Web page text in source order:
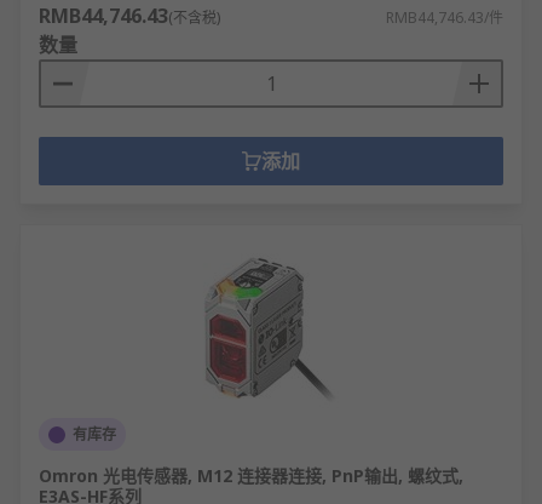
RMB44,746.43(不含税) RMB44,746.43/件
数量
添加
有库存
Omron 光电传感器, M12 连接器连接, PnP输出, 螺纹式,
E3AS-HF系列